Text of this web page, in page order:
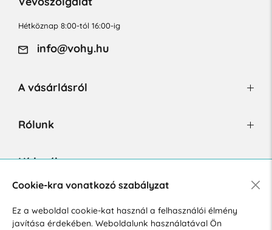
Hétköznap 8:00-tól 16:00-ig
info@vohy.hu
A vásárlásról
Rólunk
Hírlevél
Hozzájárulok a személyes adatok marketing célú kezeléséhez.
Személyes adatok védelmére vonatkozó szabályzat.
Cookie-kra vonatkozó szabályzat
Ez a weboldal cookie-kat használ a felhasználói élmény
javítása érdekében. Weboldalunk használatával Ön